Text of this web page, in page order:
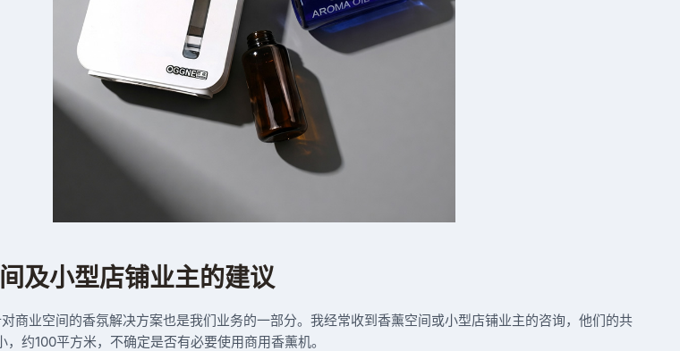
及小型店铺业主的建议
商业空间的香氛解决方案也是我们业务的一部分。我经常收到香薰空间或小型店铺业主的咨询，他们的共
，约100平方米，不确定是否有必要使用商用香薰机。